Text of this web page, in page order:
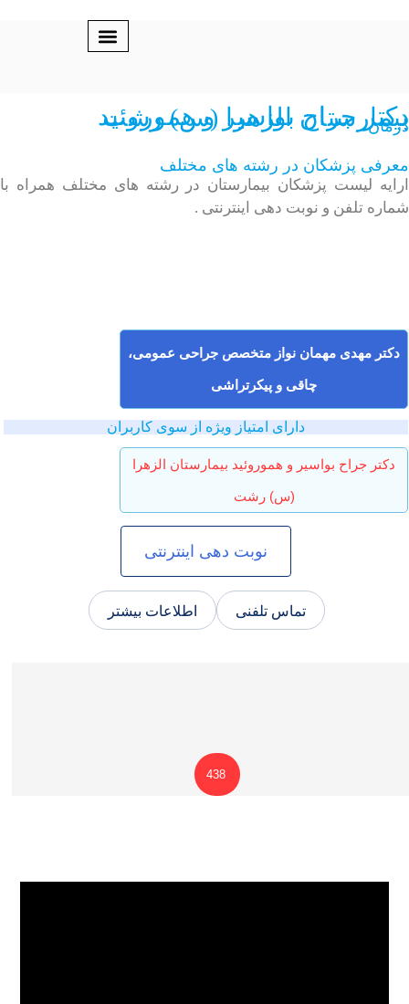
بواسیر و هموروئید بیمارستان الزهرا (س) رشت
پزشکان در رشته های مختلف
پزشکان بیمارستان در رشته های مختلف همراه با
و نوبت دهی اینترنتی .
مهمان نواز متخصص جراحی عمومی،
چاقی و پیکرتراشی
دارای امتیاز ویژه از سوی کاربران
بواسیر و هموروئید بیمارستان الزهرا
(س) رشت
نوبت دهی اینترنتی
تماس تلفنی اطلاعات بیشتر